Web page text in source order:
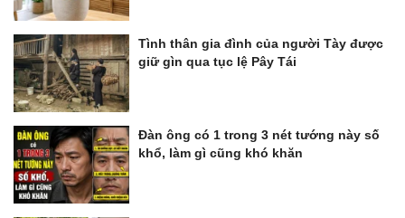
Tình thân gia đình của người Tày được
giữ gìn qua tục lệ Pây Tái
Đàn ông có 1 trong 3 nét tướng này số
khổ, làm gì cũng khó khăn